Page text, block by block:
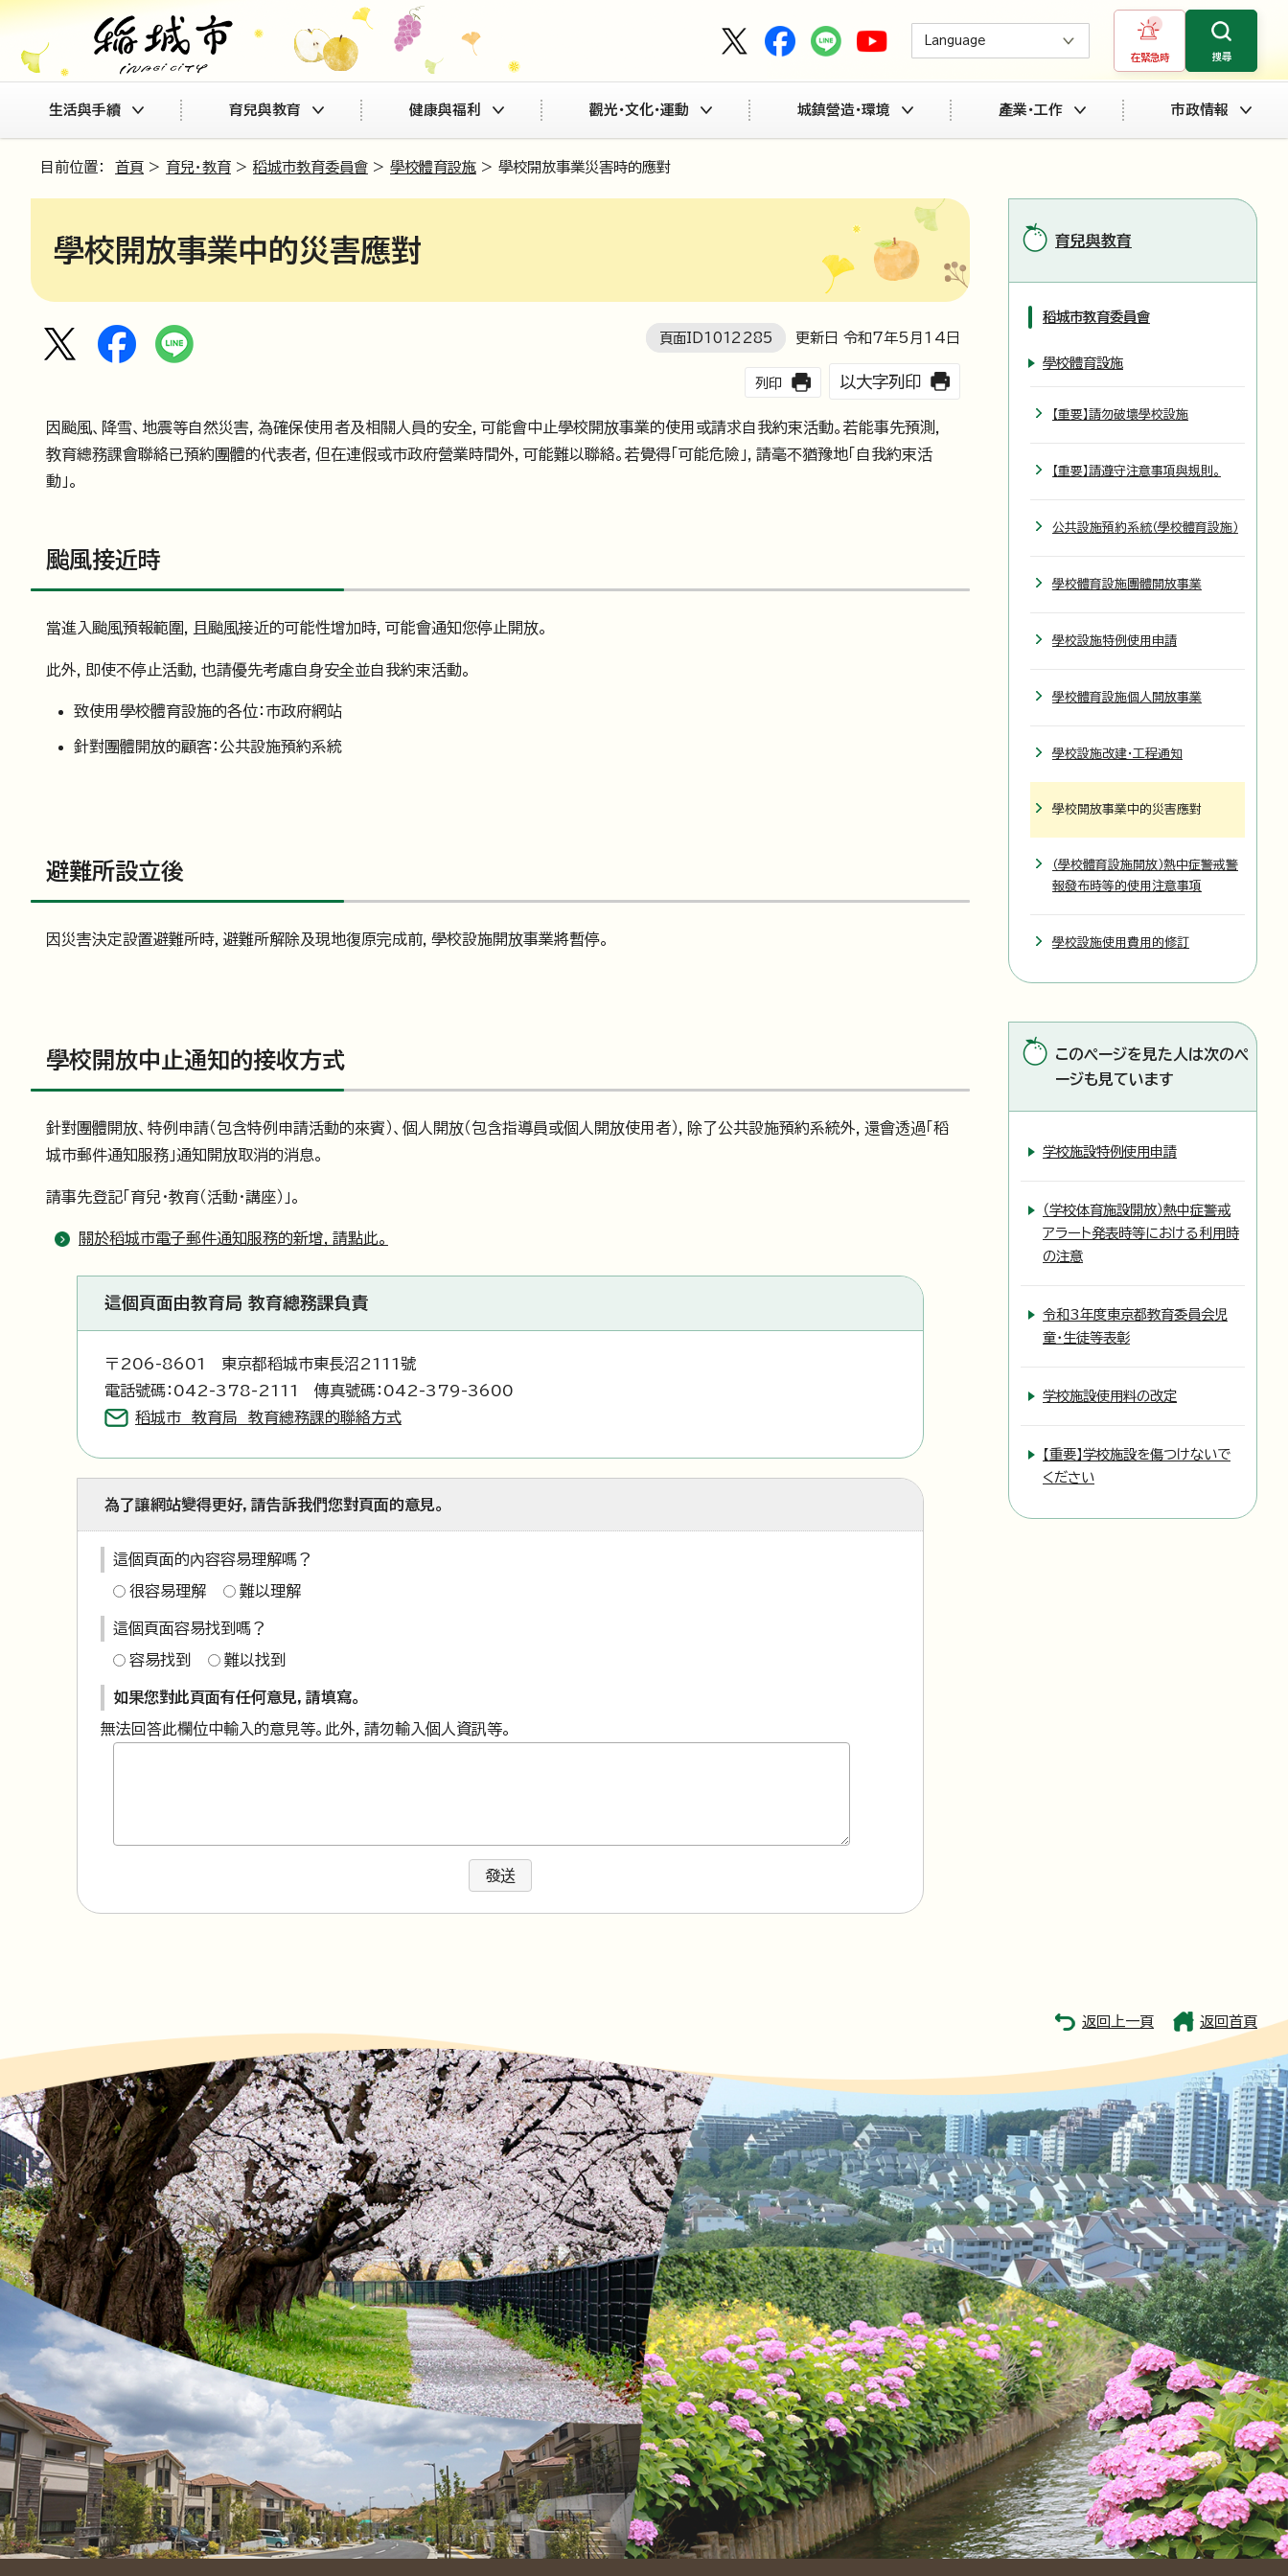
Language
在緊急時 搜尋
生活與手續 育兒與教育 健康與福利 觀光・文化・運動 城鎮營造・環境 產業・工作 市政情報
目前位置： 首頁 > 育兒・教育 > 稻城市教育委員會 > 學校體育設施 > 學校開放事業災害時的應對
學校開放事業中的災害應對
頁面ID1012285 更新日 令和7年5月 14 日
列印 以大字列印
因颱風、降雪、地震等自然災害，為確保使用者及相關人員的安全，可能會中止學校開放事業的使用或請求自我約束活動。若能事先預測，
教育總務課會聯絡已預約團體的代表者，但在連假或市政府營業時間外，可能難以聯絡。若覺得「可能危險」，請毫不猶豫地「自我約束活
動」。
颱風接近時
當進入颱風預報範圍，且颱風接近的可能性增加時，可能會通知您停止開放。
此外，即使不停止活動，也請優先考慮自身安全並自我約束活動。
致使用學校體育設施的各位：市政府網站
針對團體開放的顧客：公共設施預約系統
避難所設立後
因災害決定設置避難所時，避難所解除及現地復原完成前，學校設施開放事業將暫停。
學校開放中止通知的接收方式
針對團體開放、特例申請（包含特例申請活動的來賓）、個人開放（包含指導員或個人開放使用者），除了公共設施預約系統外，還會透過「稻
城市郵件通知服務」通知開放取消的消息。
請事先登記「育兒・教育（活動・講座）」。
關於稻城市電子郵件通知服務的新增，請點此。
這個頁面由教育局 教育總務課負責
〒206-8601 東京都稻城市東長沼2111號
電話號碼：042-378-2111 傳真號碼：042-379-3600
稻城市 教育局 教育總務課的聯絡方式
為了讓網站變得更好，請告訴我們您對頁面的意見。
這個頁面的內容容易理解嗎？
很容易理解 難以理解
這個頁面容易找到嗎？
容易找到 難以找到
如果您對此頁面有任何意見，請填寫。
無法回答此欄位中輸入的意見等。此外，請勿輸入個人資訊等。
發送
育兒與教育
稻城市教育委員會
學校體育設施
【重要】請勿破壞學校設施
【重要】請遵守注意事項與規則。
公共設施預約系統（學校體育設施）
學校體育設施團體開放事業
學校設施特例使用申請
學校體育設施個人開放事業
學校設施改建・工程通知
學校開放事業中的災害應對
（學校體育設施開放）熱中症警戒警
報發布時等的使用注意事項
學校設施使用費用的修訂
このページを見た人は次のペ
ージも見ています
学校施設特例使用申請
（学校体育施設開放）熱中症警戒
アラート発表時等における利用時
の注意
令和3年度東京都教育委員会児
童・生徒等表彰
学校施設使用料の改定
【重要】学校施設を傷つけないで
ください
返回上一頁 返回首頁